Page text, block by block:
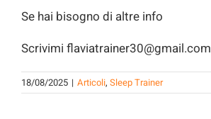
Se hai bisogno di altre info
Scrivimi flaviatrainer30@gmail.com
18/08/2025 | Articoli, Sleep Trainer